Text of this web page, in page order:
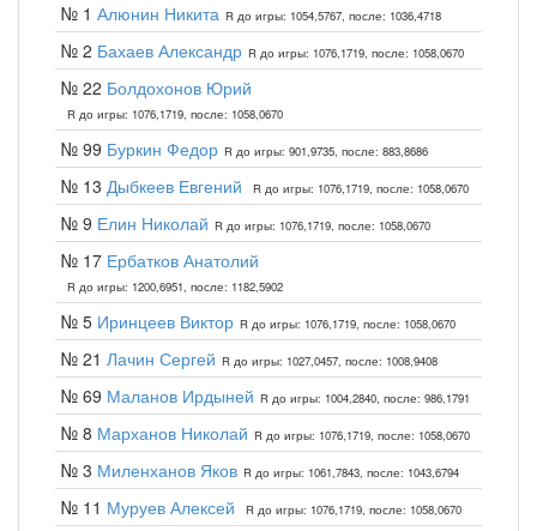
№ 1 Алюнин Никита R до игры: 1054,5767, после: 1036,4718
№ 2 Бахаев Александр R до игры: 1076,1719, после: 1058,0670
№ 22 Болдохонов Юрий
R до игры: 1076,1719, после: 1058,0670
№ 99 Буркин Федор R до игры: 901,9735, после: 883,8686
№ 13 Дыбкеев Евгений R до игры: 1076,1719, после: 1058,0670
№ 9 Елин Николай R до игры: 1076,1719, после: 1058,0670
№ 17 Ербатков Анатолий
R до игры: 1200,6951, после: 1182,5902
№ 5 Иринцеев Виктор R до игры: 1076,1719, после: 1058,0670
№ 21 Лачин Сергей R до игры: 1027,0457, после: 1008,9408
№ 69 Маланов Ирдыней R до игры: 1004,2840, после: 986,1791
№ 8 Марханов Николай R до игры: 1076,1719, после: 1058,0670
№ 3 Миленханов Яков R до игры: 1061,7843, после: 1043,6794
№ 11 Муруев Алексей R до игры: 1076,1719, после: 1058,0670